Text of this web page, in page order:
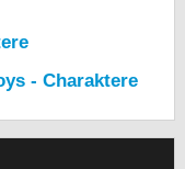
- Charaktere